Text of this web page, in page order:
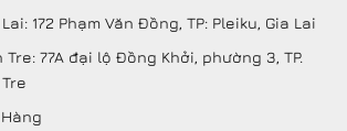
172 Phạm Văn Đồng, TP: Pleiku, Gia Lai
77A đại lộ Đồng Khởi, phường 3, TP.